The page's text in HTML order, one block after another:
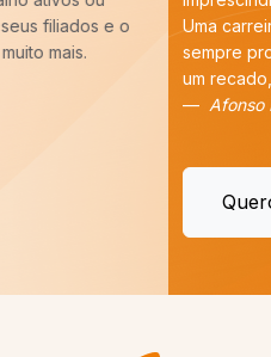
Uma carreira para ser forte
sempre pronto para batalhar
COM VOCÊ
Quero ser um filiado